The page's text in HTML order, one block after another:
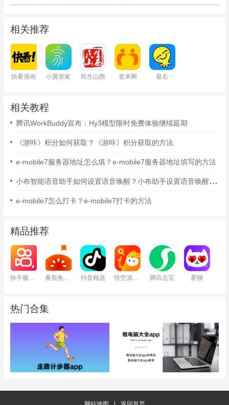
相关推荐
快看漫画 小翼管家 民生山西 老来网 最右
相关教程
腾讯WorkBuddy宣布：Hy3模型限时免费体验继续延期
《游咔》积分如何获取？《游咔》积分获取的方法
e-mobile7服务器地址怎么填？e-mobile7服务器地址填写的方法
小布智能语音助手如何设置语音唤醒？小布助手设置语音唤醒的方法
e-mobile7怎么打卡？e-mobile7打卡的方法
精品推荐
快手极速版 番茄免费小说 抖音精选 悟空浏览器 腾讯元宝 爱聊
热门合集